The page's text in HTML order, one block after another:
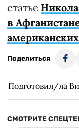
статье
в
Поделиться
Подготовил/ла
СМОТРИТЕ